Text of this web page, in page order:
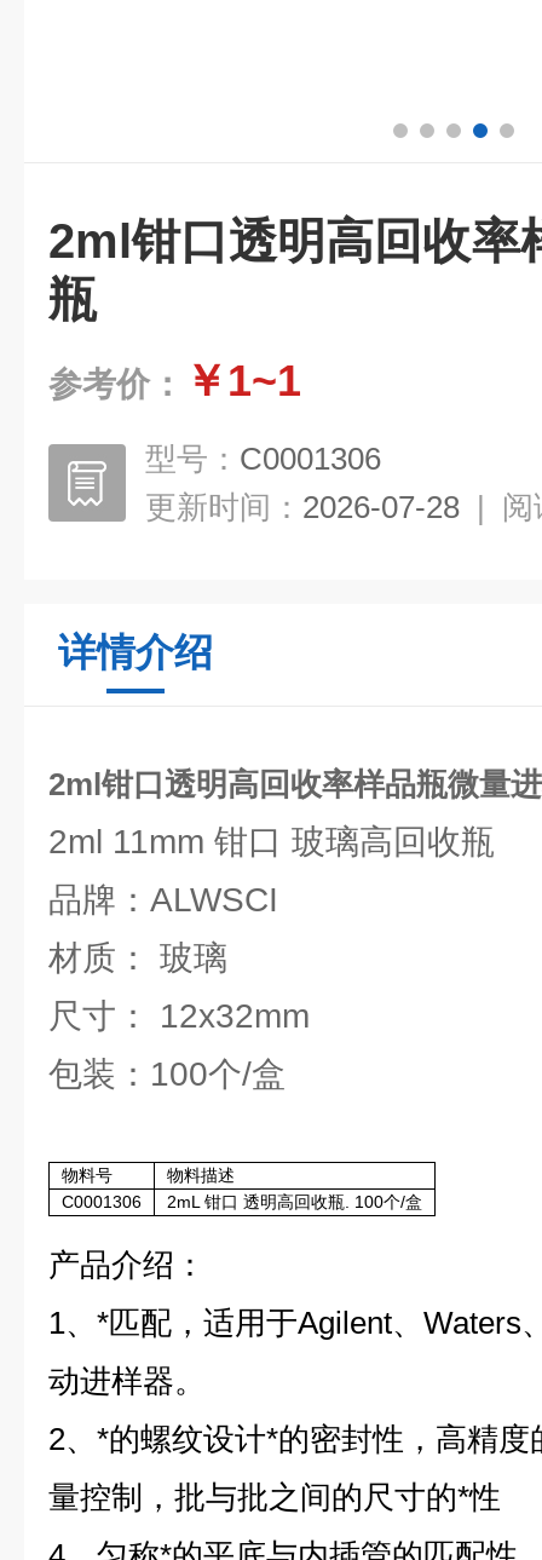
2ml钳口透明高回收率
瓶
参考价： ￥1~1
型号： C0001306
更新时间： 2026-07-28 | 阅
详情介绍
2ml钳口透明高回收率样品瓶微量
2ml 11mm 钳口 玻璃高回收瓶
品牌：ALWSCI
材质： 玻璃
尺寸： 12x32mm
包装：100个/盒
物料号
物料描述
C0001306
2mL 钳口 透明高回收瓶. 100个/盒
产品介绍：
1、*匹配，适用于Agilent、Waters
动进样器。
2、*的螺纹设计*的密封性，高精
量控制，批与批之间的尺寸的*性